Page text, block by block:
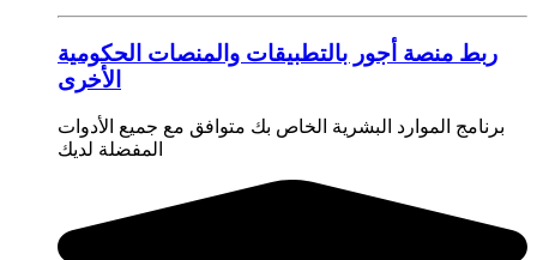
ربط منصة أجور بالتطبيقات والمنصات الحكومية
الأخرى
برنامج الموارد البشرية الخاص بك متوافق مع جميع الأدوات
المفضلة لديك